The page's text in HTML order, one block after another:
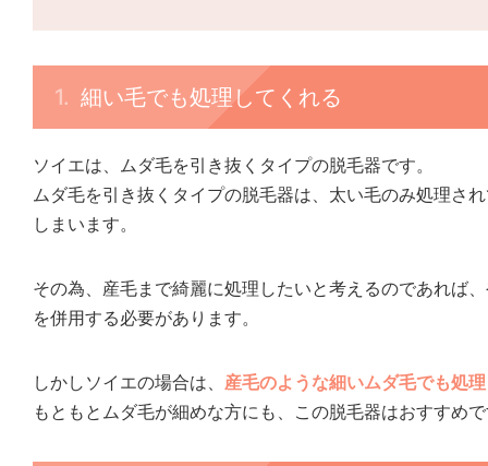
細い毛でも処理してくれる
ソイエは、ムダ毛を引き抜くタイプの脱毛器です。
ムダ毛を引き抜くタイプの脱毛器は、太い毛のみ処理さ
しまいます。
その為、産毛まで綺麗に処理したいと考えるのであれば
を併用する必要があります。
しかしソイエの場合は、 産毛のような細いムダ毛でも処
もともとムダ毛が細めな方にも、この脱毛器はおすすめ